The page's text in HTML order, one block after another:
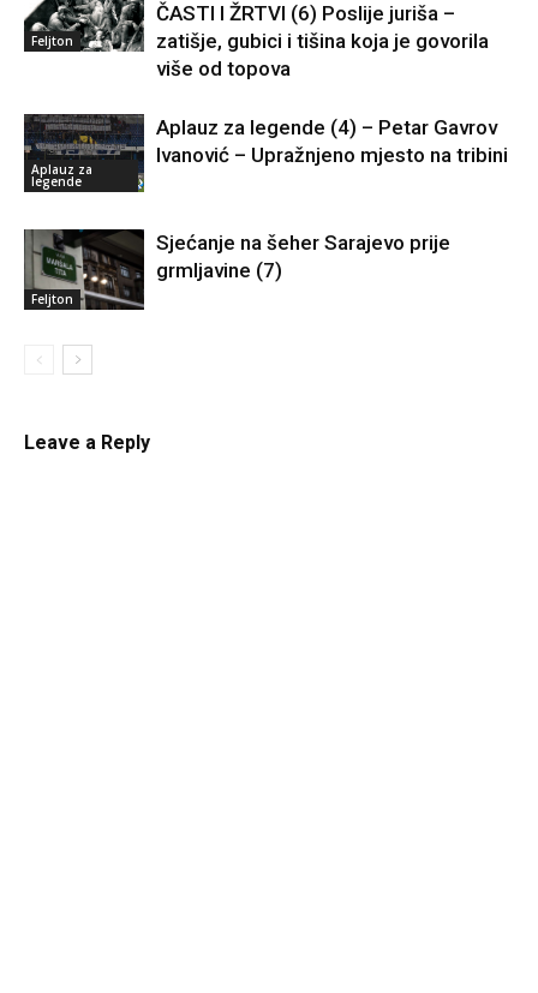
Feljton
ČASTI I ŽRTVI (6) Poslije juriša –
zatišje, gubici i tišina koja je govorila
više od topova
Aplauz za
legende
Aplauz za legende (4) – Petar Gavrov
Ivanović – Upražnjeno mjesto na tribini
Feljton
Sjećanje na šeher Sarajevo prije
grmljavine (7)
Leave a Reply